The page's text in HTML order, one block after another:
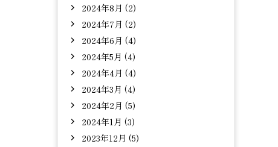
2024年8月 (2)
2024年7月 (2)
2024年6月 (4)
2024年5月 (4)
2024年4月 (4)
2024年3月 (4)
2024年2月 (5)
2024年1月 (3)
2023年12月 (5)